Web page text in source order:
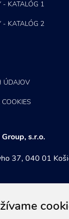
- KATALÓG 1
- KATALÓG 2
ÚDAJOV
s.r.o.
37, 040 01
. sk